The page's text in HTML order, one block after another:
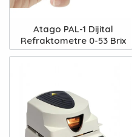
Atago PAL-1 Dijital
Refraktometre 0-53 Brix